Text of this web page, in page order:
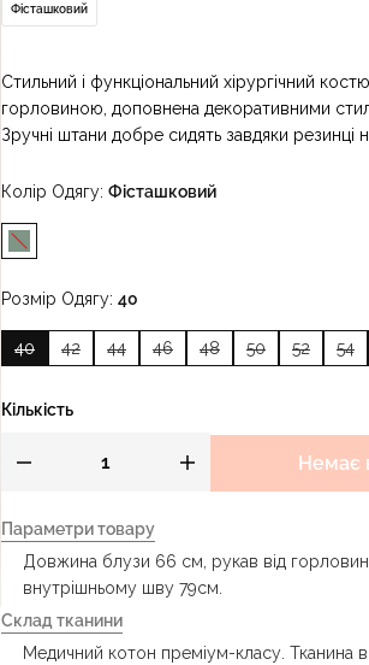
Фісташковий
Стильний і функціональний хірургічний
горловиною, доповнена декоративними
Зручні штани добре сидять завдяки резинці
Колір Одягу Фісташковий
Розмір Одягу 40
40 42 44 46 48 50 52 54
Кількість
Немає
Параметри товару
Довжина блузи 66 см, рукав від
внутрішньому шву 79см.
Склад тканини
Медичний котон преміум-класу. Тканина